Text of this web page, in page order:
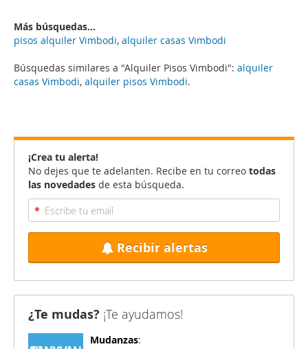
Búsquedas similares a "Alquiler Pisos Vimbodi": alquiler
casas Vimbodi, alquiler pisos Vimbodi.
Más búsquedas...
pisos alquiler Vimbodi, alquiler casas Vimbodi
¡Crea tu alerta!
No dejes que te adelanten. Recibe en tu correo todas
las novedades de esta búsqueda.
Recibir alertas
¿Te mudas? ¡Te ayudamos!
Mudanzas: